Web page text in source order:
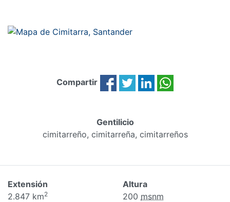
Compartir
Gentilicio
cimitarreño, cimitarreña, cimitarreños
Extensión
2.847 km2
Altura
200 msnm